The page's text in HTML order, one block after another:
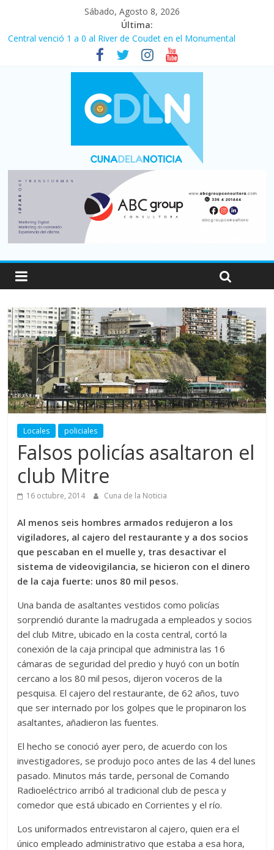
Sábado, Agosto 8, 2026
Última:
Fuerte caída de la venta de autos usados en julio: bajó un 12,6%
Central venció 1 a 0 al River de Coudet en el Monumental
La morosidad alcanzó su nivel más alto en dos décadas y ya
afecta a 400 mil deudores en Santa Fe
Desde que asumió Milei cerraron 41.000 kioscos: el sector
denuncia crisis como en 2001
Vacaciones de invierno con más movimiento y consumo
turístico: 4,6 millones de personas viajaron por el país, un 5,9%
Locales policiales
Falsos policías asaltaron el
club Mitre
16 octubre, 2014 Cuna de la Noticia
Al menos seis hombres armados redujeron a los
vigiladores, al cajero del restaurante y a dos socios
que pescaban en el muelle y, tras desactivar el
sistema de videovigilancia, se hicieron con el dinero
de la caja fuerte: unos 80 mil pesos.
Una banda de asaltantes vestidos como policías
sorprendió durante la madrugada a empleados y socios
del club Mitre, ubicado en la costa central, cortó la
conexión de la caja principal que administra las 16
cámaras de seguridad del predio y huyó con un botín
cercano a los 80 mil pesos, dijeron voceros de la
pesquisa. El cajero del restaurante, de 62 años, tuvo
que ser internado por los golpes que le propinaron los
asaltantes, añadieron las fuentes.
El hecho se conoció ayer pero, de acuerdo con los
investigadores, se produjo poco antes de las 4 del lunes
pasado. Minutos más tarde, personal de Comando
Radioeléctrico arribó al tradicional club de pesca y
comedor que está ubicado en Corrientes y el río.
Los uniformados entrevistaron al cajero, quien era el
único empleado administrativo que estaba a esa hora,